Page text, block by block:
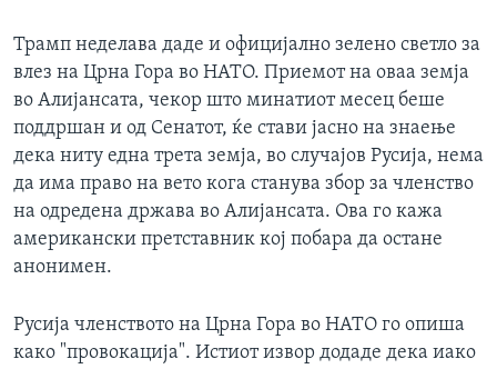
Трамп неделава даде и официјално зелено светло за
влез на Црна Гора во НАТО. Приемот на оваа земја
во Алијансата, чекор што минатиот месец беше
поддршан и од Сенатот, ќе стави јасно на знаење
дека ниту една трета земја, во случајов Русија, нема
да има право на вето кога станува збор за членство
на одредена држава во Алијансата. Ова го кажа
американски претставник кој побара да остане
анонимен.
Русија членството на Црна Гора во НАТО го опиша
како "провокација". Истиот извор додаде дека иако